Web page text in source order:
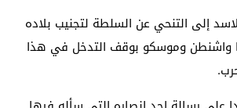
إلى التنحي عن السلطة لتجنيب بلاده
واشنطن وموسكو بوقف التدخل في هذا